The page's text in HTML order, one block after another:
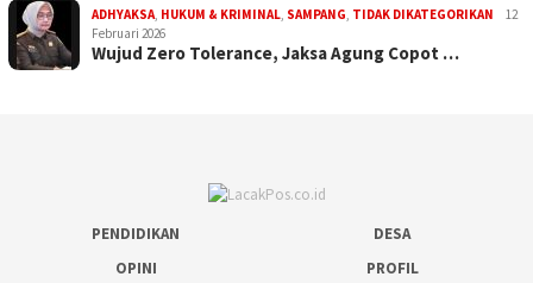
ADHYAKSA, HUKUM & KRIMINAL, SAMPANG, TIDAK DIKATEGORIKAN
12
Februari 2026
Wujud Zero Tolerance, Jaksa Agung Copot …
PENDIDIKAN
DESA
OPINI
PROFIL